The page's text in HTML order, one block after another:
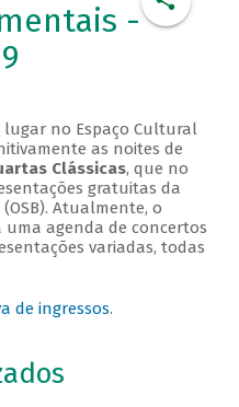
-
lugar no Espaço Cultural
as noites de
Clássicas, que no
gratuitas da
Atualmente, o
agenda de concertos
variadas, todas
de ingressos.